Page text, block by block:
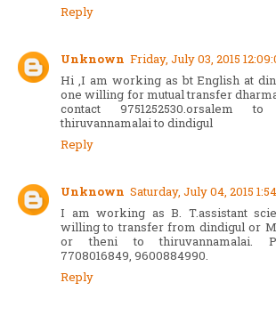
Reply
Unknown Friday, July 03, 2015
Hi ,I am working as bt English at
one willing for mutual transfer
contact 9751252530.orsalem
thiruvannamalai to dindigul
Reply
Unknown Saturday, July 04, 2015
I am working as B. T.assistant
willing to transfer from dindigul or
or theni to thiruvannamalai.
7708016849, 9600884990.
Reply